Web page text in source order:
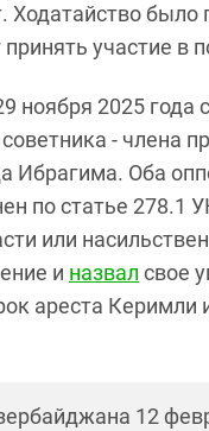
было
участие в
ноября 2025 года
- члена
Оба
по статье 278.1
или
и назвал свое
ареста Керимли
12